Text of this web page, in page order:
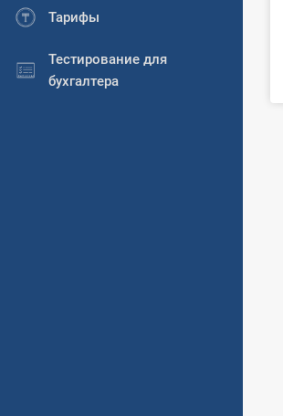
Тарифы
Тестирование для
бухгалтера